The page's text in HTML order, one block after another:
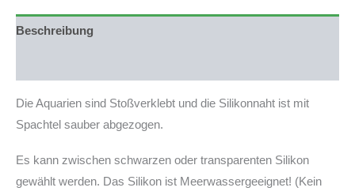
Lager)
Beschreibung
Die Aquarien sind Stoßverklebt und die Silikonnaht ist mit
Spachtel sauber abgezogen.
Es kann zwischen schwarzen oder transparenten Silikon
gewählt werden. Das Silikon ist Meerwassergeeignet! (Kein